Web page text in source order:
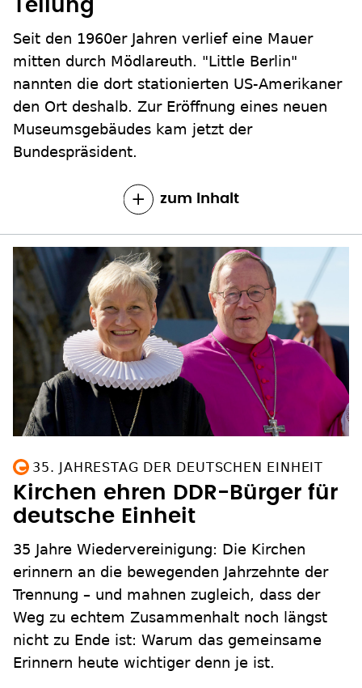
Teilung
Seit den 1960er Jahren verlief eine Mauer
mitten durch Mödlareuth. "Little Berlin"
nannten die dort stationierten US-Amerikaner
den Ort deshalb. Zur Eröffnung eines neuen
Museumsgebäudes kam jetzt der
Bundespräsident.
zum Inhalt
35. JAHRESTAG DER DEUTSCHEN EINHEIT
Kirchen ehren DDR-Bürger für
deutsche Einheit
35 Jahre Wiedervereinigung: Die Kirchen
erinnern an die bewegenden Jahrzehnte der
Trennung – und mahnen zugleich, dass der
Weg zu echtem Zusammenhalt noch längst
nicht zu Ende ist: Warum das gemeinsame
Erinnern heute wichtiger denn je ist.